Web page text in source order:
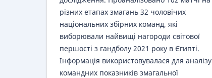
різних етапах змагань 32 чоловічих
національних збірних команд, які
виборювали найвищі нагороди світової
першості з гандболу 2021 року в Єгипті.
Інформація використовувалася для аналізу
командних показників змагальної